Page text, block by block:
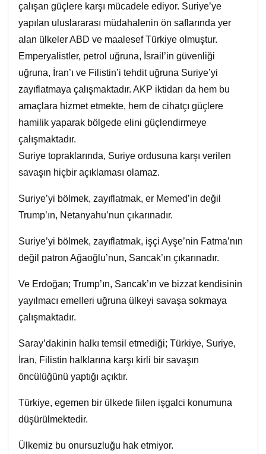
çalışan güçlere karşı mücadele ediyor. Suriye’ye
yapılan uluslararası müdahalenin ön saflarında yer
alan ülkeler ABD ve maalesef Türkiye olmuştur.
Emperyalistler, petrol uğruna, İsrail’in güvenliği
uğruna, İran’ı ve Filistin’i tehdit uğruna Suriye’yi
zayıflatmaya çalışmaktadır. AKP iktidarı da hem bu
amaçlara hizmet etmekte, hem de cihatçı güçlere
hamilik yaparak bölgede elini güçlendirmeye
çalışmaktadır.
Suriye topraklarında, Suriye ordusuna karşı verilen
savaşın hiçbir açıklaması olamaz.
Suriye’yi bölmek, zayıflatmak, er Memed’in değil
Trump’ın, Netanyahu’nun çıkarınadır.
Suriye’yi bölmek, zayıflatmak, işçi Ayşe’nin Fatma’nın
değil patron Ağaoğlu’nun, Sancak’ın çıkarınadır.
Ve Erdoğan; Trump’ın, Sancak’ın ve bizzat kendisinin
yayılmacı emelleri uğruna ülkeyi savaşa sokmaya
çalışmaktadır.
Saray’dakinin halkı temsil etmediği; Türkiye, Suriye,
İran, Filistin halklarına karşı kirli bir savaşın
öncülüğünü yaptığı açıktır.
Türkiye, egemen bir ülkede fiilen işgalci konumuna
düşürülmektedir.
Ülkemiz bu onursuzluğu hak etmiyor.